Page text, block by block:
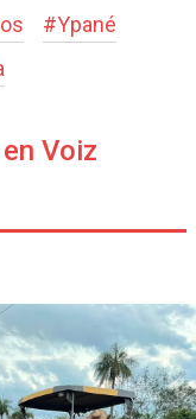
#Ypané
Voiz